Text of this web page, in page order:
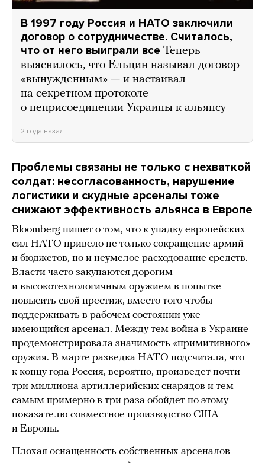
В 1997 году Россия и НАТО заключили
договор о сотрудничестве. Считалось,
что от него выиграли все Теперь
выяснилось, что Ельцин называл договор
«вынужденным» — и настаивал
на секретном протоколе
о неприсоединении Украины к альянсу
2 года назад
Проблемы связаны не только с нехваткой
солдат: несогласованность, нарушение
логистики и скудные арсеналы тоже
снижают эффективность альянса в Европе
Bloomberg пишет о том, что к упадку европейских
сил НАТО привело не только сокращение армий
и бюджетов, но и неумелое расходование средств.
Власти часто закупаются дорогим
и высокотехнологичным оружием в попытке
повысить свой престиж, вместо того чтобы
поддерживать в рабочем состоянии уже
имеющийся арсенал. Между тем война в Украине
продемонстрировала значимость «примитивного»
оружия. В марте разведка НАТО подсчитала, что
к концу года Россия, вероятно, произведет почти
три миллиона артиллерийских снарядов и тем
самым примерно в три раза обойдет по этому
показателю совместное производство США
и Европы.
Плохая оснащенность собственных арсеналов